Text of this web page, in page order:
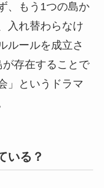
、もう1つの島か
入れ替わらなけ
ルールを成立さ
存在することで
」というドラマ
いる？